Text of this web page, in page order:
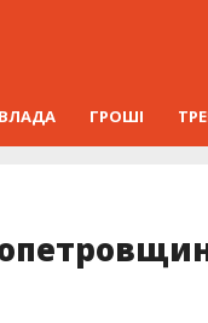
ВЛАДА ГРОШІ